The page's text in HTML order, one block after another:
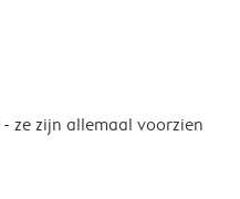
ze zijn allemaal voorzien